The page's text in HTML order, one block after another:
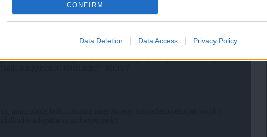
CONFIRM
Data Deletion Data Access Privacy Policy